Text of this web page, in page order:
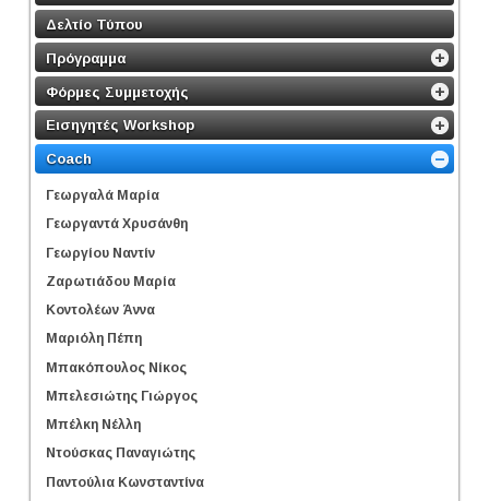
Δελτίο Τύπου
Πρόγραμμα
Φόρμες Συμμετοχής
Εισηγητές Workshop
Coach
Γεωργαλά Μαρία
Γεωργαντά Χρυσάνθη
Γεωργίου Ναντίν
Ζαρωτιάδου Μαρία
Κοντολέων Άννα
Μαριόλη Πέπη
Μπακόπουλος Νίκος
Μπελεσιώτης Γιώργος
Μπέλκη Νέλλη
Ντούσκας Παναγιώτης
Παντούλια Κωνσταντίνα